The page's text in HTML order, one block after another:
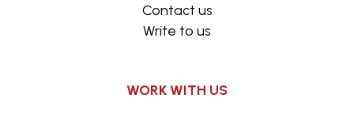
Contact us
Write to us
WORK WITH US